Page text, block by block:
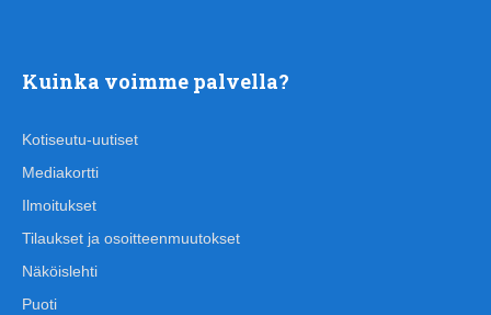
Kuinka voimme palvella?
Kotiseutu-uutiset
Mediakortti
Ilmoitukset
Tilaukset ja osoitteenmuutokset
Näköislehti
Puoti